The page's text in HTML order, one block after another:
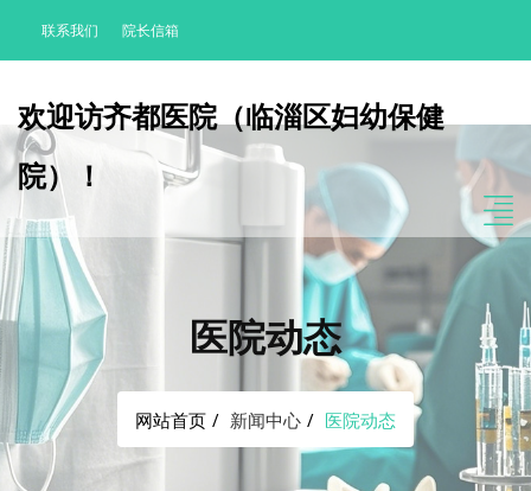
联系我们 院长信箱
欢迎访齐都医院（临淄区妇幼保健
院）！
医院动态
网站首页 新闻中心 医院动态